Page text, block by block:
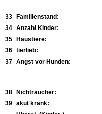
33
Familienstand:
34
Anzahl Kinder:
35
Haustiere:
36
tierlieb:
37
Angst vor Hunden:
38
Nichtraucher:
39
akut krank: